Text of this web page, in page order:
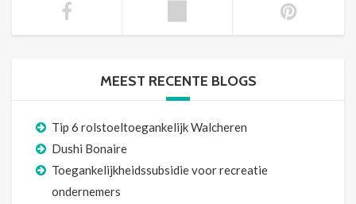
MEEST RECENTE BLOGS
Tip 6 rolstoeltoegankelijk Walcheren
Dushi Bonaire
Toegankelijkheidssubsidie voor recreatie
ondernemers